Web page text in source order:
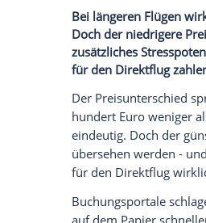
Wer mit Kindern reist,
07.07.2026 -
Bei längeren
Doch der